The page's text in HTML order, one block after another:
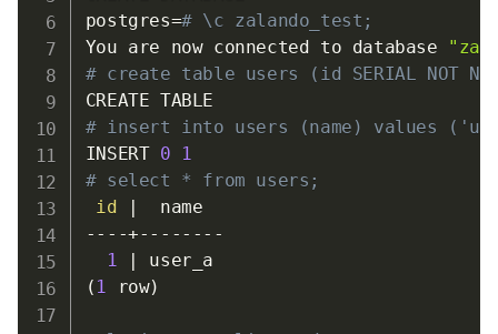
postgres=# \c zalando_test;
You are now connected to database
# create table users (id SERIAL NOT
# insert into users (name) values
INSERT 0
1
# select * from users;
id
  name
----+--------
1
( 1 row)